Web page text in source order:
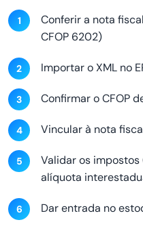
Conferir a nota
CFOP 6202)
Importar o XML no
Confirmar o CFOP
Vincular à nota
Validar os
alíquota
Dar entrada no